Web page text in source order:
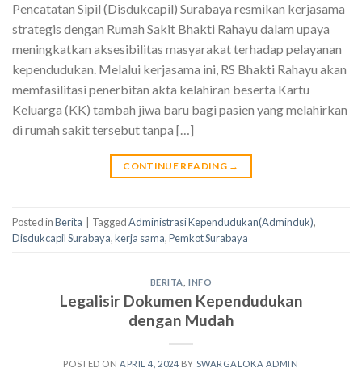
Pencatatan Sipil (Disdukcapil) Surabaya resmikan kerjasama
strategis dengan Rumah Sakit Bhakti Rahayu dalam upaya
meningkatkan aksesibilitas masyarakat terhadap pelayanan
kependudukan. Melalui kerjasama ini, RS Bhakti Rahayu akan
memfasilitasi penerbitan akta kelahiran beserta Kartu
Keluarga (KK) tambah jiwa baru bagi pasien yang melahirkan
di rumah sakit tersebut tanpa […]
CONTINUE READING →
Posted inBerita | TaggedAdministrasi Kependudukan(Adminduk),
Disdukcapil Surabaya,kerja sama,Pemkot Surabaya
BERITA ,INFO
Legalisir Dokumen Kependudukan
dengan Mudah
POSTED ONAPRIL 4, 2024 BY SWARGALOKA ADMIN